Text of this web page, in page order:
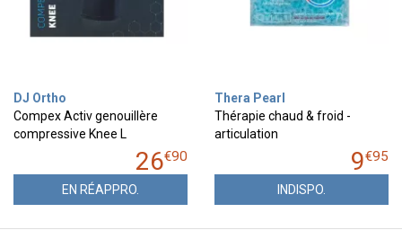
DJ Ortho
Compex Activ genouillère
compressive Knee L
26€90
EN RÉAPPRO.
Thera Pearl
Thérapie chaud & froid -
articulation
9€95
INDISPO.